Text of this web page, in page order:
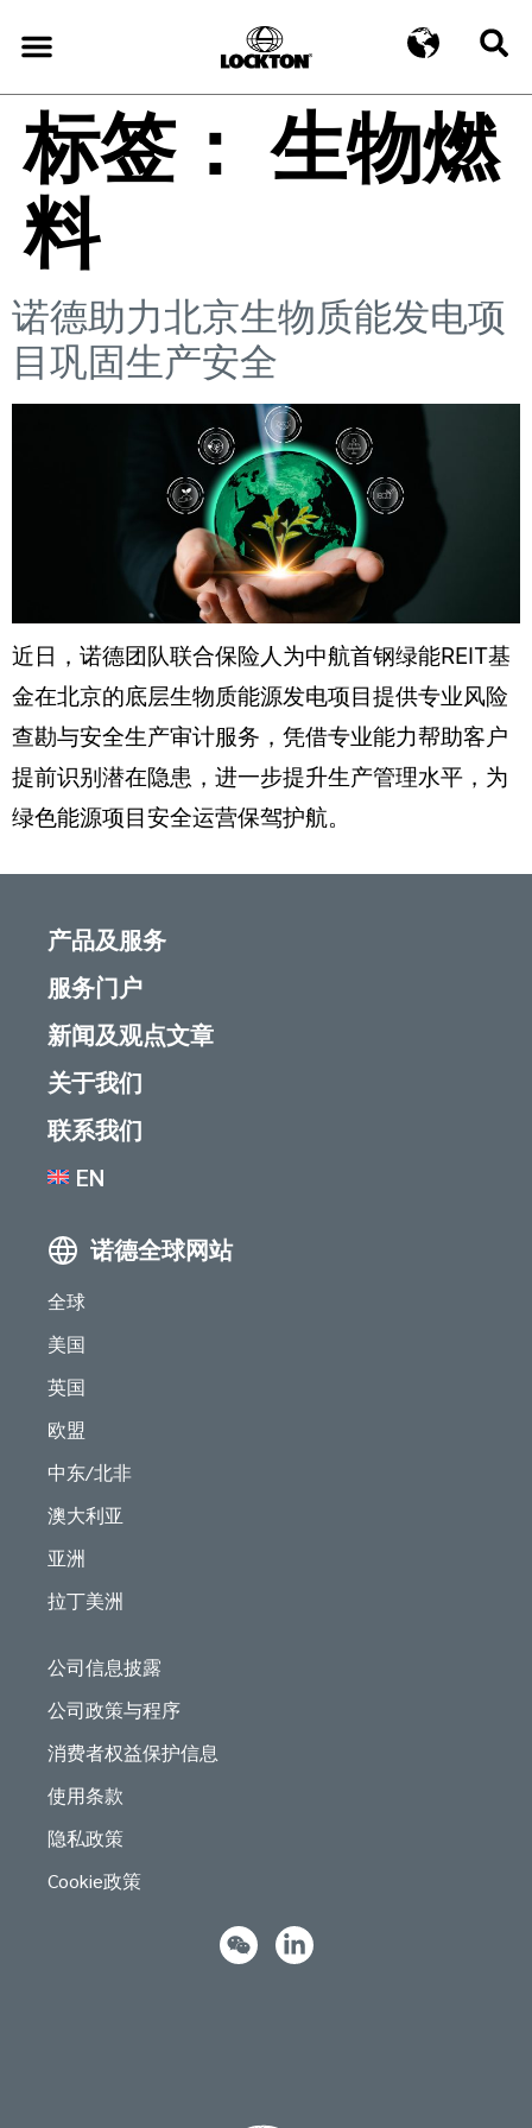
标签：生物燃
料
诺德助力北京生物质能发电项
目巩固生产安全
近日，诺德团队联合保险人为中航首钢绿能REIT基
金在北京的底层生物质能源发电项目提供专业风险
查勘与安全生产审计服务，凭借专业能力帮助客户
提前识别潜在隐患，进一步提升生产管理水平，为
绿色能源项目安全运营保驾护航。
产品及服务
服务门户
新闻及观点文章
关于我们
联系我们
EN
诺德全球网站
全球
美国
英国
欧盟
中东/北非
澳大利亚
亚洲
拉丁美洲
公司信息披露
公司政策与程序
消费者权益保护信息
使用条款
隐私政策
Cookie政策